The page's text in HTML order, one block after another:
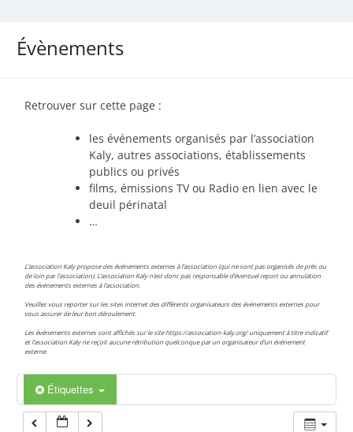
Évènements
Retrouver sur cette page :
les événements organisés par l’association
Kaly, autres associations, établissements
publics ou privés
films, émissions TV ou Radio en lien avec le
deuil périnatal
…
L’association Kaly propose des événements externes à l’association (qui ne sont pas organisés de près ou
de loin par l’association). L’association Kaly n’est donc pas responsable d’éventuel report ou annulation
des événements externes à l’association.
Veuillez vous reporter sur les sites internet des différents organisateurs des événements externes pour
vous assurer de leur bon déroulement.
Les événements externes sont affichés sur le site https://association-kaly.org/ uniquement à titre indicatif
et l’association Kaly ne reçoit aucune rétribution quelconque par un organisateur d’un événement
externe.
Étiquettes
00:00
04:00
05:00
06:00